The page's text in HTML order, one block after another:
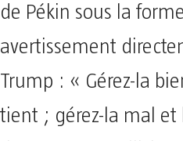
de Pékin sous la
avertissement
Trump : « Gérez-la
tient ; gérez-la mal et